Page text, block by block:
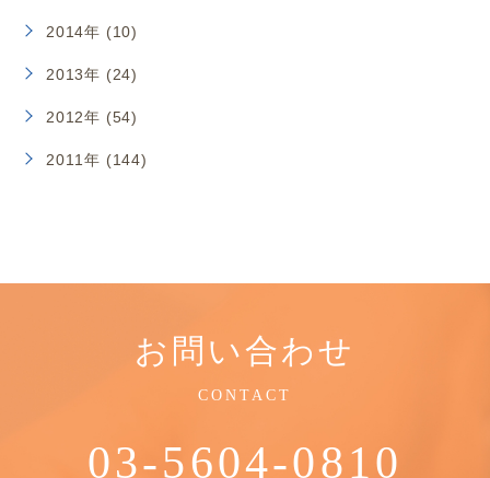
2014年 (10)
2013年 (24)
2012年 (54)
2011年 (144)
お問い合わせ
CONTACT
03-5604-0810